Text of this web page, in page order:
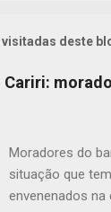
deste
Cariri:
Moradores do
situação que
envenenados